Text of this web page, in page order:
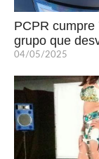
PCPR
grupo que
04/05/2025